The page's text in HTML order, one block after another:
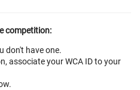
competition:
don't have one.
associate your WCA ID to your